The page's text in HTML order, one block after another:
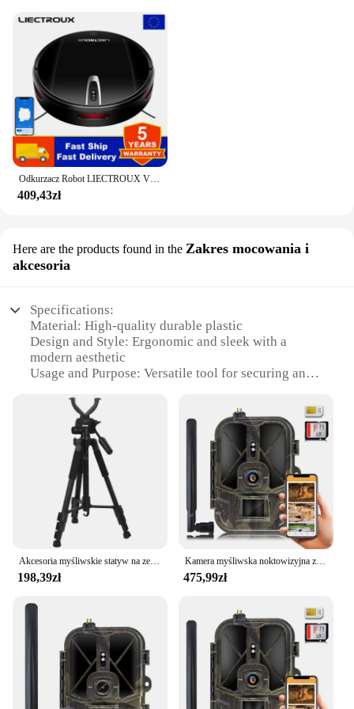
Odkurzacz Robot LIECTROUX V3S PRO,zestaw do mopowania na sucho i mokro, inteligentne mapowanie,aplikacja WiFi, ssanie 4KPa,silnik bezszczotkowy, współpracuje z Alexą,idealny do sierści zwierząt,dywanów, twardych podłóg
409,43zł
Here are the products found in the Zakres mocowania i
akcesoria
Specifications:
Material: High-quality durable plastic
Design and Style: Ergonomic and sleek with a
modern aesthetic
Usage and Purpose: Versatile tool for securing and
Performance and Property: Sturdy construction with
a strong grip
Parts and Accessories: Comes with a variety of
mounting options and accessories
Applicable People: Ideal for DIY enthusiasts,
professionals, and anyone looking for a reliable tool
for securing items
Features:
|Wholesale|Vendors|
**Versatile and Reliable**
is a must-have for anyone who values organization
and security. This tool is designed to provide a
robust solution for a wide range of applications,
from securing items in vehicles to organizing tools
in workshops. Its versatility is evident in the
numerous mounting options and accessories that
come with it, ensuring that you can find the perfect
Akcesoria myśliwskie statyw na zewnątrz do polowania stojak na drążek strzelecki aluminiowy stojak w kształcie V-jarzma uniwersalny statyw kamery 1.8M
198,39zł
Kamera myśliwska noktowizyjna ze sterowaniem aplikacją, kamera śledząca 4G, kontrola aplikacji, serwis w chmurze, bateria litowo-jonowa 8000 mAh, 120 ° Wykrywanie,
475,99zł